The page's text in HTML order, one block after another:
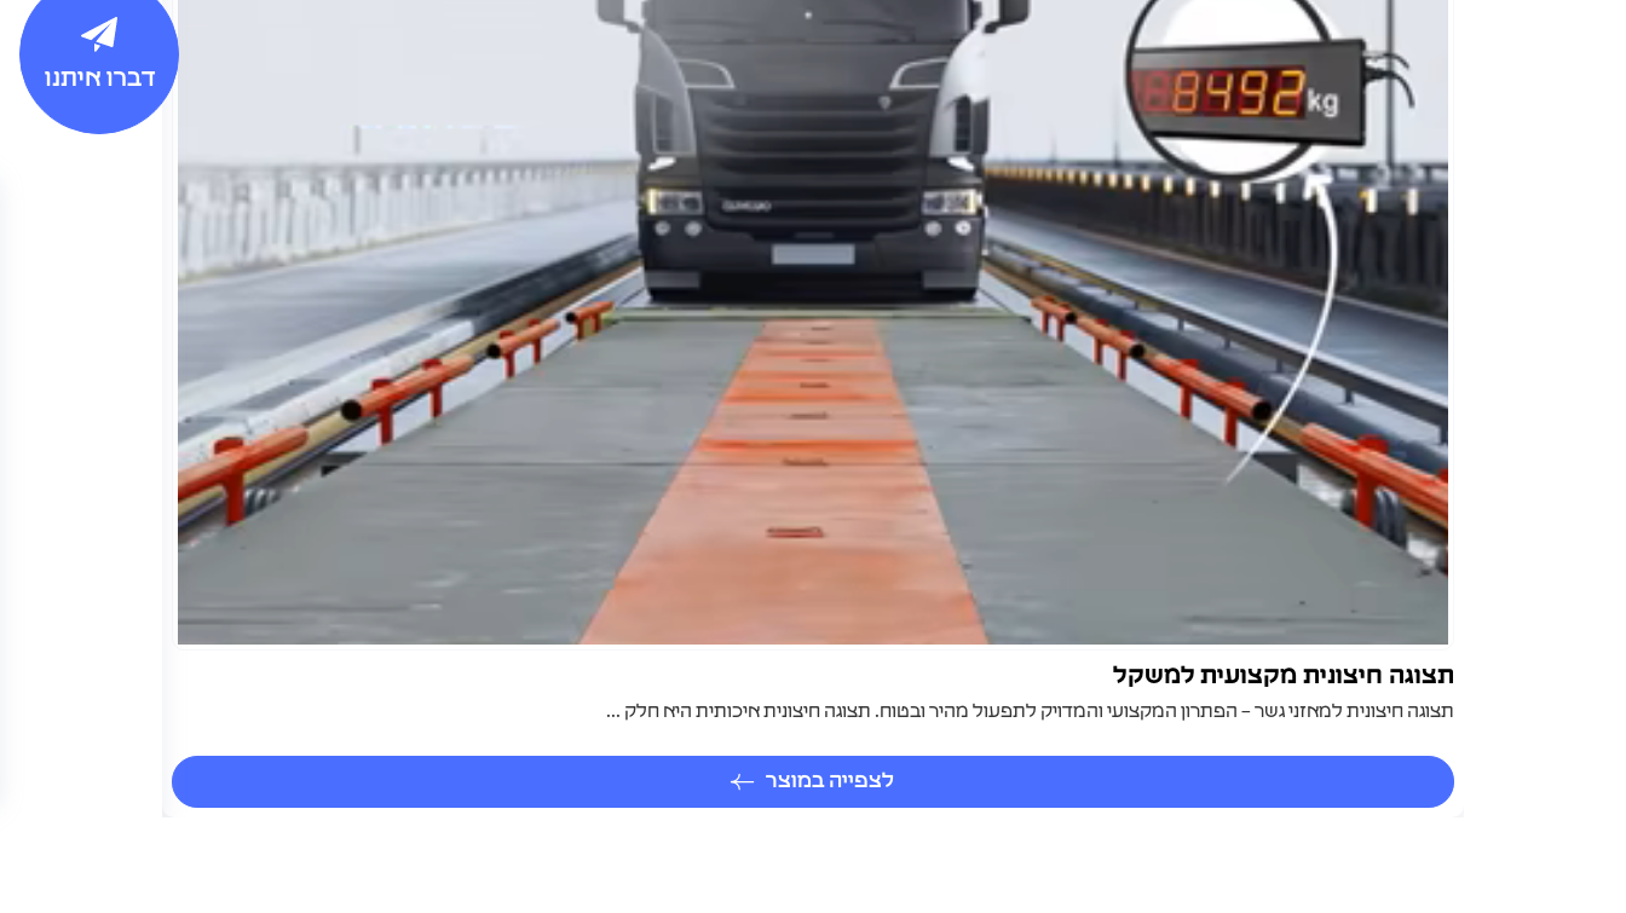
תצוגה חיצונית מקצועית למשקל
תצוגה חיצונית למאזני גשר – הפתרון המקצועי והמדויק לתפעול מהיר ובטוח. תצוגה חיצונית איכותית היא חלק ...
לצפייה במוצר
דברו איתנו